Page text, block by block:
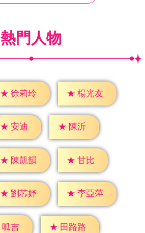
熱門人物
★ 徐莉玲 ★ 楊光友
★ 安迪 ★ 陳沂
★ 陳凱韻 ★ 甘比
★ 劉芯妤 ★ 李亞萍
呱吉 ★ 田路路